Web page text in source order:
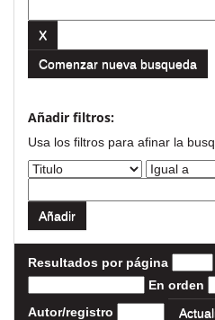
Comenzar nueva busqueda
Añadir filtros:
Usa los filtros para afinar la
Resultados por página
En orden
Autor/registro